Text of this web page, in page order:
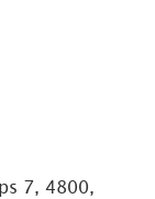
7, 4800,